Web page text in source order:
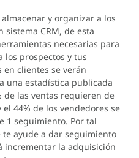
y organizar a los
CRM, de esta
necesarias para
los prospectos y tus
clientes se verán
una estadística publicada
de las ventas requieren de
44% de los vendedores se
1 seguimiento. Por tal
ayude a dar seguimiento
incrementar la adquisición